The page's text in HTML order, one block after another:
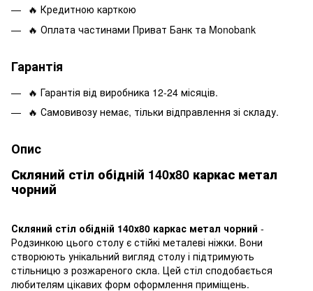
🔥 Кредитною карткою
🔥 Оплата частинами Приват Банк та Monobank
Гарантія
🔥 Гарантія від виробника 12-24 місяців.
🔥 Самовивозу немає, тільки відправлення зі складу.
Опис
Скляний стіл обідній 140х80 каркас метал
чорний
Скляний стіл обідній 140х80 каркас метал чорний -
Родзинкою цього столу є стійкі металеві ніжки. Вони
створюють унікальний вигляд столу і підтримують
стільницю з розжареного скла. Цей стіл сподобається
любителям цікавих форм оформлення приміщень.